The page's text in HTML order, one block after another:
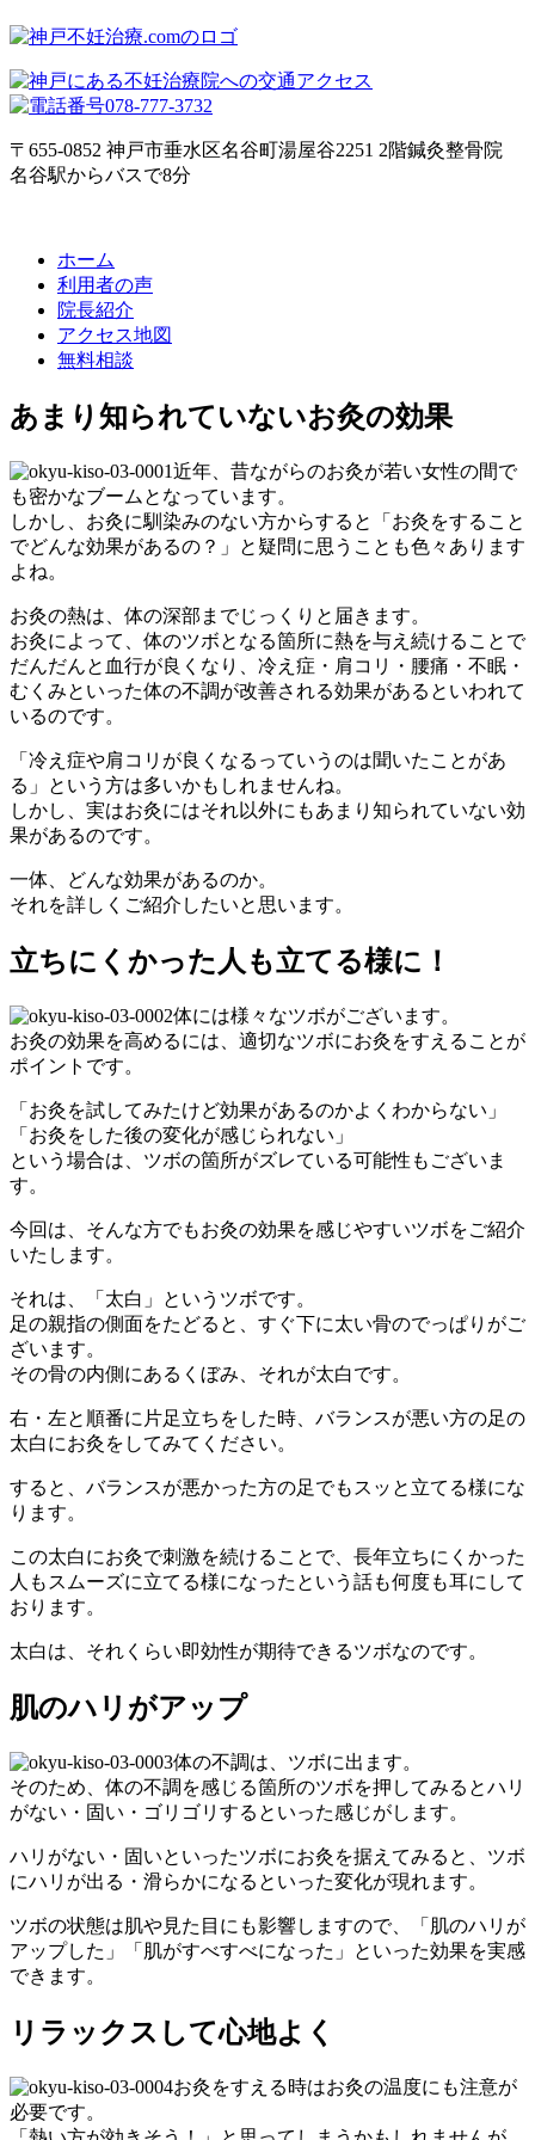
〒655-0852 神戸市垂水区名谷町湯屋谷2251 2階鍼灸整骨院
名谷駅からバスで8分
ホーム
利用者の声
院長紹介
アクセス地図
無料相談
あまり知られていないお灸の効果
近年、昔ながらのお灸が若い女性の間で
も密かなブームとなっています。
しかし、お灸に馴染みのない方からすると「お灸をすること
でどんな効果があるの？」と疑問に思うことも色々あります
よね。
お灸の熱は、体の深部までじっくりと届きます。
お灸によって、体のツボとなる箇所に熱を与え続けることで
だんだんと血行が良くなり、冷え症・肩コリ・腰痛・不眠・
むくみといった体の不調が改善される効果があるといわれて
いるのです。
「冷え症や肩コリが良くなるっていうのは聞いたことがあ
る」という方は多いかもしれませんね。
しかし、実はお灸にはそれ以外にもあまり知られていない効
果があるのです。
一体、どんな効果があるのか。
それを詳しくご紹介したいと思います。
立ちにくかった人も立てる様に！
体には様々なツボがございます。
お灸の効果を高めるには、適切なツボにお灸をすえることが
ポイントです。
「お灸を試してみたけど効果があるのかよくわからない」
「お灸をした後の変化が感じられない」
という場合は、ツボの箇所がズレている可能性もございま
す。
今回は、そんな方でもお灸の効果を感じやすいツボをご紹介
いたします。
それは、「太白」というツボです。
足の親指の側面をたどると、すぐ下に太い骨のでっぱりがご
ざいます。
その骨の内側にあるくぼみ、それが太白です。
右・左と順番に片足立ちをした時、バランスが悪い方の足の
太白にお灸をしてみてください。
すると、バランスが悪かった方の足でもスッと立てる様にな
ります。
この太白にお灸で刺激を続けることで、長年立ちにくかった
人もスムーズに立てる様になったという話も何度も耳にして
おります。
太白は、それくらい即効性が期待できるツボなのです。
肌のハリがアップ
体の不調は、ツボに出ます。
そのため、体の不調を感じる箇所のツボを押してみるとハリ
がない・固い・ゴリゴリするといった感じがします。
ハリがない・固いといったツボにお灸を据えてみると、ツボ
にハリが出る・滑らかになるといった変化が現れます。
ツボの状態は肌や見た目にも影響しますので、「肌のハリが
アップした」「肌がすべすべになった」といった効果を実感
できます。
リラックスして心地よく
お灸をすえる時はお灸の温度にも注意が
必要です。